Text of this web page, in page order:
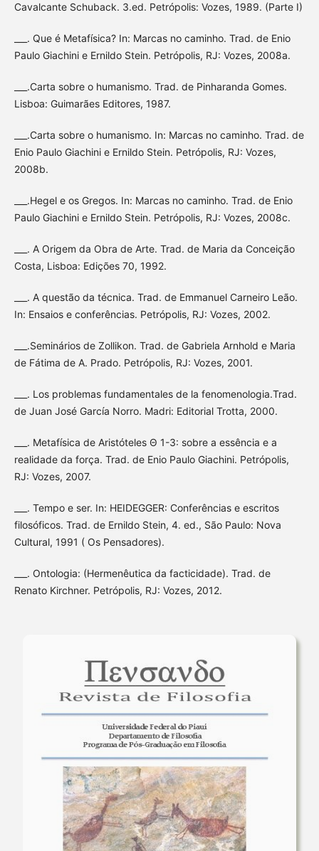
Cavalcante Schuback. 3.ed. Petrópolis: Vozes, 1989. (Parte I)
___. Que é Metafísica? In: Marcas no caminho. Trad. de Enio
Paulo Giachini e Ernildo Stein. Petrópolis, RJ: Vozes, 2008a.
___.Carta sobre o humanismo. Trad. de Pinharanda Gomes.
Lisboa: Guimarães Editores, 1987.
___.Carta sobre o humanismo. In: Marcas no caminho. Trad. de
Enio Paulo Giachini e Ernildo Stein. Petrópolis, RJ: Vozes,
2008b.
___.Hegel e os Gregos. In: Marcas no caminho. Trad. de Enio
Paulo Giachini e Ernildo Stein. Petrópolis, RJ: Vozes, 2008c.
___. A Origem da Obra de Arte. Trad. de Maria da Conceição
Costa, Lisboa: Edições 70, 1992.
___. A questão da técnica. Trad. de Emmanuel Carneiro Leão.
In: Ensaios e conferências. Petrópolis, RJ: Vozes, 2002.
___.Seminários de Zollikon. Trad. de Gabriela Arnhold e Maria
de Fátima de A. Prado. Petrópolis, RJ: Vozes, 2001.
___. Los problemas fundamentales de la fenomenologia.Trad.
de Juan José García Norro. Madri: Editorial Trotta, 2000.
___. Metafísica de Aristóteles Θ 1-3: sobre a essência e a
realidade da força. Trad. de Enio Paulo Giachini. Petrópolis,
RJ: Vozes, 2007.
___. Tempo e ser. In: HEIDEGGER: Conferências e escritos
filosóficos. Trad. de Ernildo Stein, 4. ed., São Paulo: Nova
Cultural, 1991 ( Os Pensadores).
___. Ontologia: (Hermenêutica da facticidade). Trad. de
Renato Kirchner. Petrópolis, RJ: Vozes, 2012.